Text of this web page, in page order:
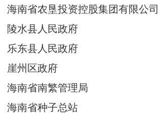
海南省农垦投资控股集团有限公司
陵水县人民政府
乐东县人民政府
崖州区政府
海南省南繁管理局
海南省种子总站